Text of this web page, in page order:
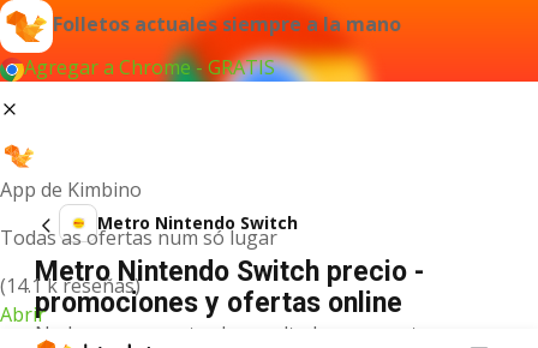
Folletos actuales siempre a la mano
Agregar a Chrome - GRATIS
App de Kimbino
Todas as ofertas num só lugar
(14.1 k reseñas)
Abrir
Metro Nintendo Switch
Metro Nintendo Switch precio -
promociones y ofertas online
No hemos encontrado resultados para este